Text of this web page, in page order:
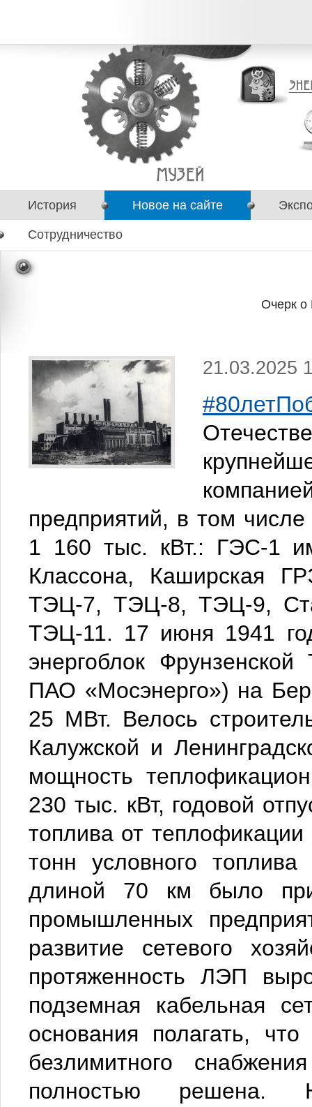
История Новое на сайте
Сотрудничество
Очерк о
21.03.2025
предприятий, в том
1 160 тыс. кВт.: ГЭС-1
Классона, Каширская
ТЭЦ-7, ТЭЦ-8, ТЭЦ-9,
ТЭЦ-11. 17 июня 1941
энергоблок
ПАО «Мосэнерго») на
25 МВт. Велось
Калужской и
мощность
230 тыс. кВт, годовой
топлива от
тонн условного
длиной 70 км было
промышленных
развитие сетевого
протяженность ЛЭП
подземная кабельная
основания полагать,
безлимитного
полностью